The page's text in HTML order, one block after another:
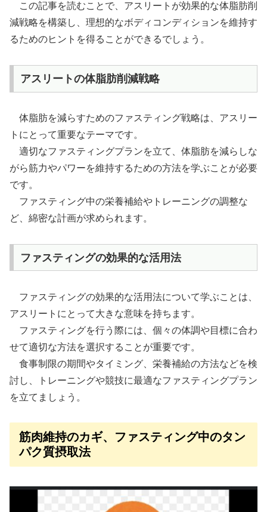
この記事を読むことで、アスリートが効果的な体脂肪削
減戦略を構築し、理想的なボディコンディションを維持す
るためのヒントを得ることができるでしょう。
アスリートの体脂肪削減戦略
体脂肪を減らすためのファスティング戦略は、アスリー
トにとって重要なテーマです。
適切なファスティングプランを立て、体脂肪を減らしな
がら筋力やパワーを維持するための方法を学ぶことが必要
です。
ファスティング中の栄養補給やトレーニングの調整な
ど、綿密な計画が求められます。
ファスティングの効果的な活用法
ファスティングの効果的な活用法について学ぶことは、
アスリートにとって大きな意味を持ちます。
ファスティングを行う際には、個々の体調や目標に合わ
せて適切な方法を選択することが重要です。
食事制限の期間やタイミング、栄養補給の方法などを検
討し、トレーニングや競技に最適なファスティングプラン
を立てましょう。
筋肉維持のカギ、ファスティング中のタン
パク質摂取法